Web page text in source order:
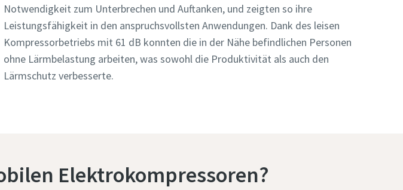
Notwendigkeit zum Unterbrechen und Auftanken, und zeigten so ihre
Leistungsfähigkeit in den anspruchsvollsten Anwendungen. Dank des leisen
Kompressorbetriebs mit 61 dB konnten die in der Nähe befindlichen Personen
ohne Lärmbelastung arbeiten, was sowohl die Produktivität als auch den
Lärmschutz verbesserte.
Elektrokompressoren?